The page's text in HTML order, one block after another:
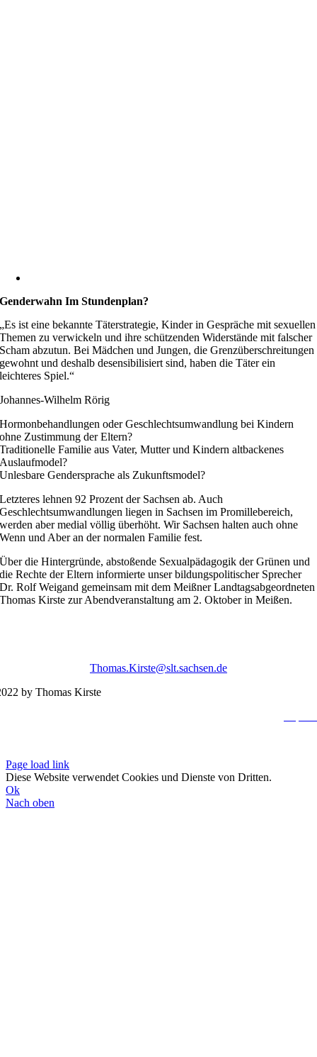
Genderwahn Im Stundenplan?
„Es ist eine bekannte Täterstrategie, Kinder in Gespräche mit sexuellen
Themen zu verwickeln und ihre schützenden Widerstände mit falscher
Scham abzutun. Bei Mädchen und Jungen, die Grenzüberschreitungen
gewohnt und deshalb desensibilisiert sind, haben die Täter ein
leichteres Spiel.“
Johannes-Wilhelm Rörig
Hormonbehandlungen oder Geschlechtsumwandlung bei Kindern
ohne Zustimmung der Eltern?
Traditionelle Familie aus Vater, Mutter und Kindern altbackenes
Auslaufmodel?
Unlesbare Gendersprache als Zukunftsmodel?
Letzteres lehnen 92 Prozent der Sachsen ab. Auch
Geschlechtsumwandlungen liegen in Sachsen im Promillebereich,
werden aber medial völlig überhöht. Wir Sachsen halten auch ohne
Wenn und Aber an der normalen Familie fest.
Über die Hintergründe, abstoßende Sexualpädagogik der Grünen und
die Rechte der Eltern informierte unser bildungspolitischer Sprecher
Dr. Rolf Weigand gemeinsam mit dem Meißner Landtagsabgeordneten
Thomas Kirste zur Abendveranstaltung am 2. Oktober in Meißen.
Thomas.Kirste@slt.sachsen.de
by Thomas Kirste
Page load link
Diese Website verwendet Cookies und Dienste von Dritten.
Ok
Nach oben